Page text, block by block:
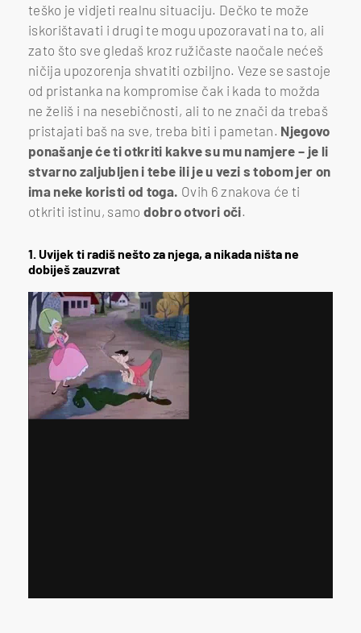
teško je vidjeti realnu situaciju. Dečko te može
iskorištavati i drugi te mogu upozoravati na to, ali
zato što sve gledaš kroz ružičaste naočale nećeš
ničija upozorenja shvatiti ozbiljno. Veze se sastoje
od pristanka na kompromise čak i kada to možda
ne želiš i na nesebičnosti, ali to ne znači da trebaš
pristajati baš na sve, treba biti i pametan. Njegovo
ponašanje će ti otkriti kakve su mu namjere – je li
stvarno zaljubljen i tebe ili je u vezi s tobom jer on
ima neke koristi od toga. Ovih 6 znakova će ti
otkriti istinu, samodobro otvori oči.
1. Uvijek ti radiš nešto za njega, a nikada ništa ne
dobiješ zauzvrat